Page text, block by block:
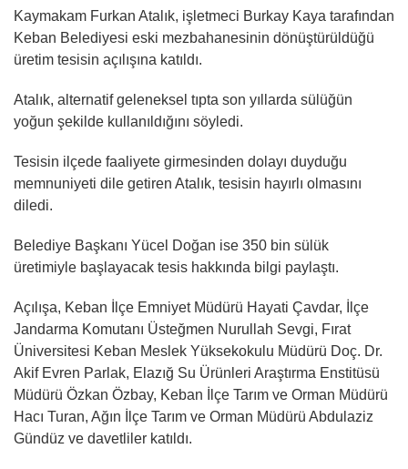
Kaymakam Furkan Atalık, işletmeci Burkay Kaya tarafından
Keban Belediyesi eski mezbahanesinin dönüştürüldüğü
üretim tesisin açılışına katıldı.
Atalık, alternatif geleneksel tıpta son yıllarda sülüğün
yoğun şekilde kullanıldığını söyledi.
Tesisin ilçede faaliyete girmesinden dolayı duyduğu
memnuniyeti dile getiren Atalık, tesisin hayırlı olmasını
diledi.
Belediye Başkanı Yücel Doğan ise 350 bin sülük
üretimiyle başlayacak tesis hakkında bilgi paylaştı.
Açılışa, Keban İlçe Emniyet Müdürü Hayati Çavdar, İlçe
Jandarma Komutanı Üsteğmen Nurullah Sevgi, Fırat
Üniversitesi Keban Meslek Yüksekokulu Müdürü Doç. Dr.
Akif Evren Parlak, Elazığ Su Ürünleri Araştırma Enstitüsü
Müdürü Özkan Özbay, Keban İlçe Tarım ve Orman Müdürü
Hacı Turan, Ağın İlçe Tarım ve Orman Müdürü Abdulaziz
Gündüz ve davetliler katıldı.